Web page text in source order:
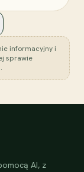
informacyjny i
sprawie
AI, z